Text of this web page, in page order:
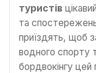
туристів
та
приїздять, щоб
водного спорту
бордвокінгу цей